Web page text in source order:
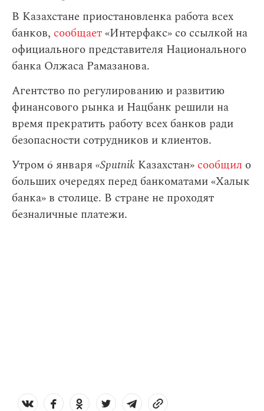
В Казахстане приостановленка работа всех
банков, сообщает«Интерфакс» со ссылкой на
официального представителя Национального
банка Олжаса Рамазанова.
Агентство по регулированию и развитию
финансового рынка и Нацбанк решили на
время прекратить работу всех банков ради
безопасности сотрудников и клиентов.
Утром 6 января «Sputnik Казахстан» сообщил о
больших очередях перед банкоматами «Халык
банка» в столице. В стране не проходят
безналичные платежи.